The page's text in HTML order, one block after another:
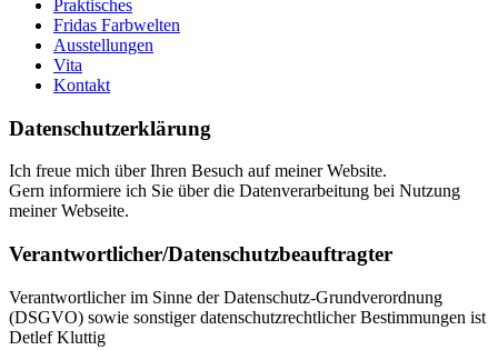
Praktisches
Fridas Farbwelten
Ausstellungen
Vita
Kontakt
Datenschutzerklärung
Ich freue mich über Ihren Besuch auf meiner Website.
Gern informiere ich Sie über die Datenverarbeitung bei Nutzung
meiner Webseite.
Verantwortlicher/Datenschutzbeauftragter
Verantwortlicher im Sinne der Datenschutz-Grundverordnung
(DSGVO) sowie sonstiger datenschutzrechtlicher Bestimmungen ist
Detlef Kluttig